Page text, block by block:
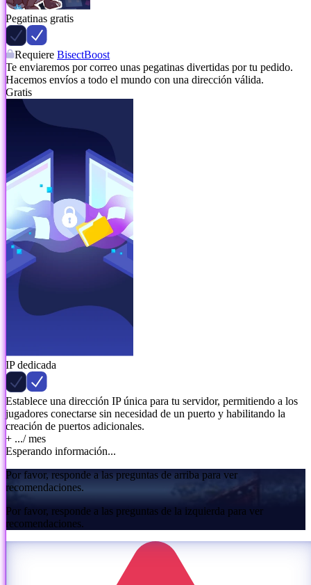
Pegatinas gratis
Requiere BisectBoost
Te enviaremos por correo unas pegatinas divertidas por tu pedido.
Hacemos envíos a todo el mundo con una dirección válida.
Gratis
IP dedicada
Establece una dirección IP única para tu servidor, permitiendo a los
jugadores conectarse sin necesidad de un puerto y habilitando la
creación de puertos adicionales.
+ .../ mes
Esperando información...
Por favor, responde a las preguntas de arriba para ver
recomendaciones.
Por favor, responde a las preguntas de la izquierda para ver
recomendaciones.